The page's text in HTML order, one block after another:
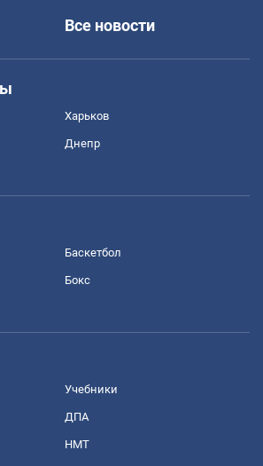
Все новости
Харьков
Днепр
Баскетбол
Бокс
Учебники
ДПА
НМТ